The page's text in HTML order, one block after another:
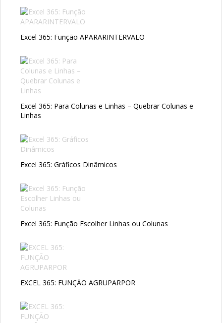
Excel 365: Função APARARINTERVALO
Excel 365: Para Colunas e Linhas – Quebrar Colunas e
Linhas
Excel 365: Gráficos Dinâmicos
Excel 365: Função Escolher Linhas ou Colunas
EXCEL 365: FUNÇÃO AGRUPARPOR